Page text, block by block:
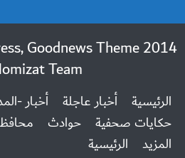
Goodnews Theme
Team
الرئيسية أخبار عاجلة أخبار -
حكايات صحفية
حوادث
المزيد
الرئيسية